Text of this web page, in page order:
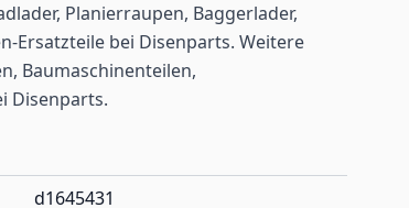
Planierraupen, Baggerlader,
Ersatzteile bei Disenparts. Weitere
Baumaschinenteilen,
Disenparts.
d1645431